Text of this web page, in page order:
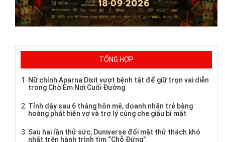
TỔNG HỢP
Nữ chính Aparna Dixit vượt bệnh tật để giữ trọn vai diễn
trong Chờ Em Nơi Cuối Đường
Tỉnh dậy sau 6 tháng hôn mê, doanh nhân trẻ bàng
hoàng phát hiện vợ và trợ lý cùng che giấu bí mật
Sau hai lần thử sức, Duniverse đối mặt thử thách khó
nhất trên hành trình tìm “Chỗ Đứng"